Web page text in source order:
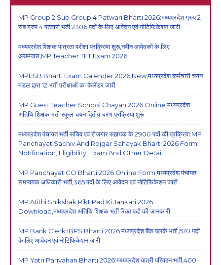
MP Group 2 Sub Group 4 Patwari Bharti 2026:मध्यप्रदेश ग्रुप 2
सब ग्रुप 4 पटवारी भर्ती 2306 पदों के लिए आवेदन एवं नोटिफिकेशन जारी
मध्यप्रदेश शिक्षक पात्रता परीक्षा प्रक्रिया शुरू,नवीन आवेदकों के लिए
असमंजस,MP Teacher TET Exam 2026
MPESB Bharti Exam Calender 2026 New,मध्यप्रदेश कर्मचारी चयन
मंडल द्वारा 12 भर्ती परीक्षाओं का कैलेंडर जारी
MP Guest Teacher School Chayan 2026 Online:मध्यप्रदेश
अतिथि शिक्षक भर्ती स्कूल चयन द्वितीय चरण प्रक्रिया शुरू
मध्यप्रदेश पंचायत भर्ती सचिव एवं रोजगार सहायक के 2900 पदों की प्रक्रिया:MP
Panchayat Sachiv And Rojgar Sahayak Bharti 2026 Form,
Notification, Eligibility, Exam And Other Detail
MP Panchayat CO Bharti 2026 Online Form,मध्यप्रदेश पंचायत
समन्वयक अधिकारी भर्ती,365 पदों के लिए आवेदन एवं नोटिफिकेशन जारी
MP Atithi Shikshak Rikt Pad Ki Jankari 2026
Download,मध्यप्रदेश अतिथि शिक्षक भर्ती रिक्त पदों की जानकारी
MP Bank Clerk IBPS Bharti 2026:मध्यप्रदेश बैंक क्लर्क भर्ती,570 पदों
के लिए आवेदन एवं नोटिफिकेशन जारी
MP Yatri Parivahan Bharti 2026:मध्यप्रदेश यात्री परिवहन भर्ती,400